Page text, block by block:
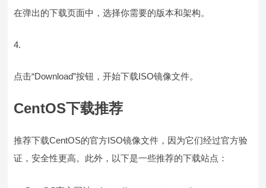
在弹出的下载页面中，选择你需要的版本和架构。
点击“Download”按钮，开始下载ISO镜像文件。
CentOS下载推荐
推荐下载CentOS的官方ISO镜像文件，因为它们经过官方验
证，安全性更高。此外，以下是一些推荐的下载站点：